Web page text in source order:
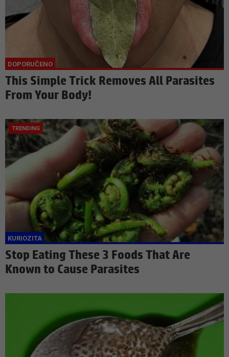
This Simple Trick Removes All Parasites
From Your Body!
Stop Eating These 3 Foods That Are
Known to Cause Parasites